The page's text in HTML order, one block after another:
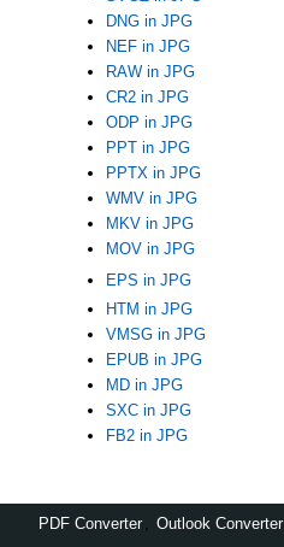
DNG in JPG
NEF in JPG
RAW in JPG
CR2 in JPG
ODP in JPG
PPT in JPG
PPTX in JPG
WMV in JPG
MKV in JPG
MOV in JPG
EPS in JPG
HTM in JPG
VMSG in JPG
EPUB in JPG
MD in JPG
SXC in JPG
FB2 in JPG
PDF Converter Outlook Converter